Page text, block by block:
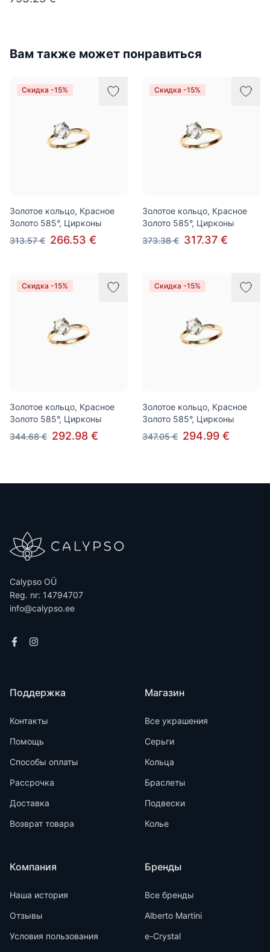
Вам также может понравиться
Скидка -15%
Золотое кольцо, Красное
Золото 585°, Цирконы
313.57 € 266.53 €
Скидка -15%
Золотое кольцо, Красное
Золото 585°, Цирконы
373.38 € 317.37 €
Скидка -15%
Золотое кольцо, Красное
Золото 585°, Цирконы
344.68 € 292.98 €
Скидка -15%
Золотое кольцо, Красное
Золото 585°, Цирконы
347.05 € 294.99 €
Calypso OÜ
Reg. nr: 14794707
info@calypso.ee
Поддержка
Контакты
Помощь
Способы оплаты
Рассрочка
Доставка
Возврат товара
Компания
Наша история
Отзывы
Условия пользования
Магазин
Все украшения
Серьги
Кольца
Браслеты
Подвески
Колье
Бренды
Все бренды
Alberto Martini
e-Crystal